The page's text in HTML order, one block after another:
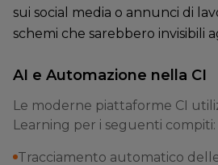
sui social media o annunci di
schemi che sarebbero invisibili
AI e Automazione nella CI
Le moderne piattaforme CI
Learning per i seguenti compiti:
Tracciamento automatico